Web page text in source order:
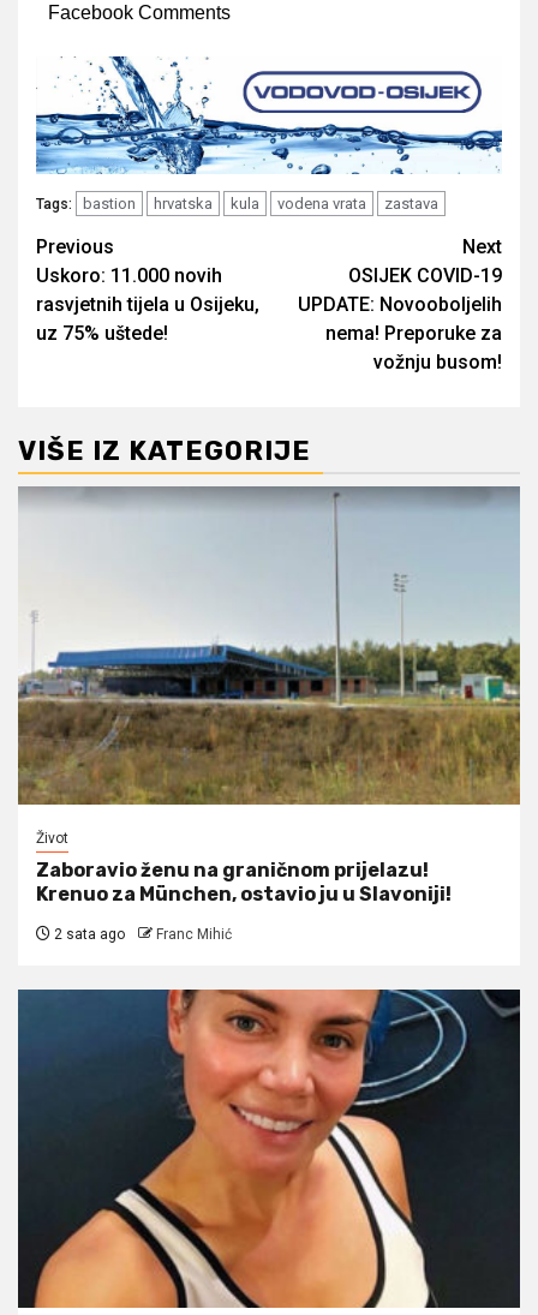
Facebook Comments
Tags: bastion hrvatska kula vodena vrata zastava
Post
navigation
Previous
Uskoro: 11.000 novih
rasvjetnih tijela u Osijeku,
uz 75% uštede!
Next
OSIJEK COVID-19
UPDATE: Novooboljelih
nema! Preporuke za
vožnju busom!
VIŠE IZ KATEGORIJE
Život
Zaboravio ženu na graničnom prijelazu!
Krenuo za München, ostavio ju u Slavoniji!
2 sata ago Franc Mihić